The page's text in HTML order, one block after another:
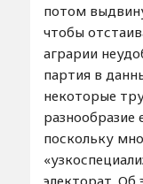
потом
чтобы
аграрии
партия в
некоторые
разнообразие
поскольку
электорат. Об